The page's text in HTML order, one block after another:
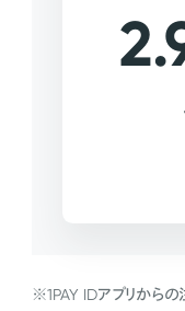
※1PAY IDアプリから